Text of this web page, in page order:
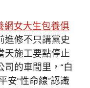
網女大生包養俱
進修不只講黨史
天施工要點停止
的車間里，“白
安“性命線”認識